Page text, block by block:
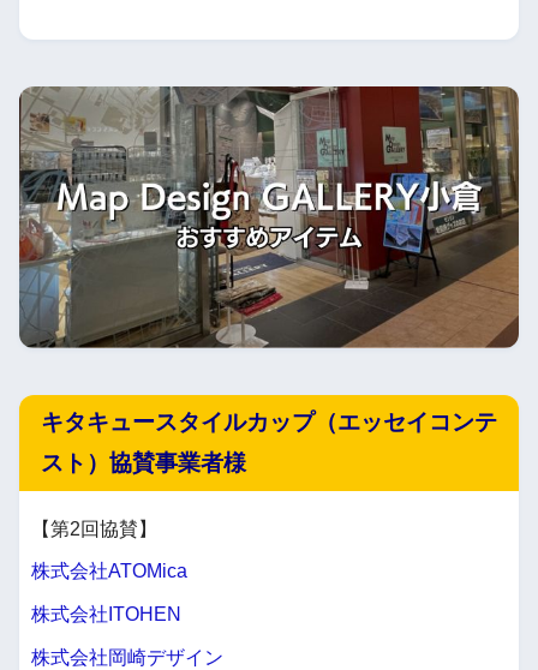
キタキュースタイルカップ（エッセイコンテ
スト）協賛事業者様
【第2回協賛】
株式会社ATOMica
株式会社ITOHEN
株式会社岡崎デザイン